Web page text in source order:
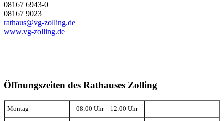
08167 6943-0
08167 9023
rathaus@vg-zolling.de
www.vg-zolling.de
Öffnungszeiten des Rathauses Zolling
Montag 08:00 Uhr – 12:00 Uhr